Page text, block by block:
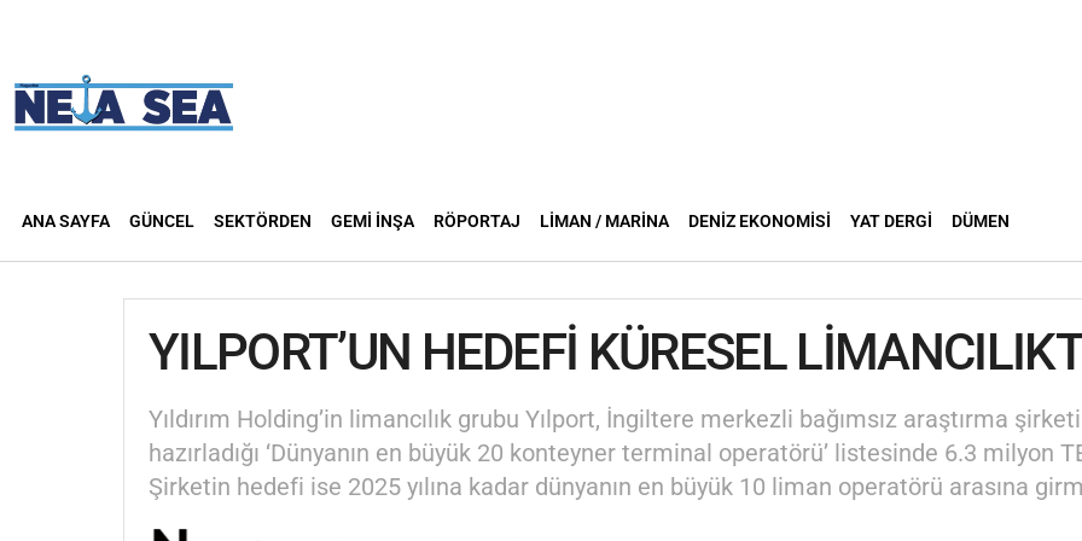
ANA SAYFA GÜNCEL SEKTÖRDEN GEMI İNŞA RÖPORTAJ LIMAN / MARINA DENIZ EKONOMISI YAT DERGI DÜMEN
YILPORT’UN HEDEFİ KÜRESEL
Yıldırım Holding’in limancılık grubu Yılport, İngiltere merkezli bağımsız araştırma
hazırladığı ‘Dünyanın en büyük 20 konteyner terminal operatörü’ listesinde 6.3 milyon
Şirketin hedefi ise 2025 yılına kadar dünyanın en büyük 10 liman operatörü arasına